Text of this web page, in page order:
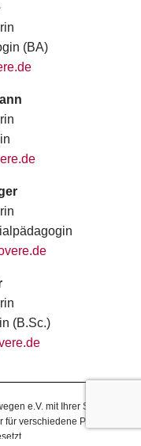
(BA)
(B.Sc.)
e.V. mit Ihrer Spende
verschiedene Projekte